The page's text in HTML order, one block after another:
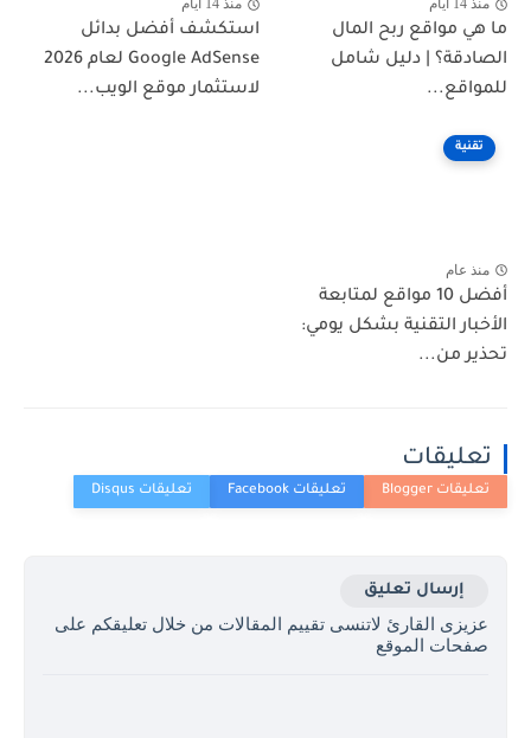
منذ 14 أيام
ما هي مواقع ربح المال
الصادقة؟ | دليل شامل
للمواقع...
منذ 14 أيام
استكشف أفضل بدائل
Google AdSense لعام 2026
لاستثمار موقع الويب...
تقنية
منذ عام
أفضل 10 مواقع لمتابعة
الأخبار التقنية بشكل يومي:
تحذير من...
تعليقات
إرسال تعليق
عزيزى القارئ لاتنسى تقييم المقالات من خلال تعليقكم على
صفحات الموقع